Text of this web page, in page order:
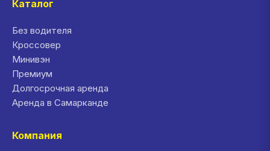
Каталог
Без водителя
Кроссовер
Минивэн
Премиум
Долгосрочная аренда
Аренда в Самарканде
Компания